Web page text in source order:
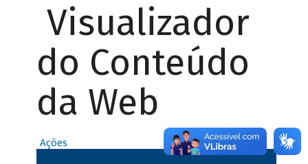
Visualizador
do Conteúdo
da Web
Ações